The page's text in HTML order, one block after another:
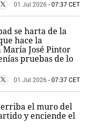
01 Jul 2026 - 07:37 CET
se harta de la
hace la
María José Pintor
pruebas de lo
01 Jul 2026 - 07:37 CET
el muro del
y enciende el